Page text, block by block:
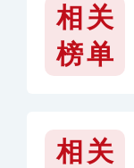
相关
榜单
相关